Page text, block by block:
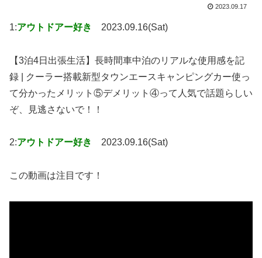
2023.09.17
1:アウトドアー好き 2023.09.16(Sat)
【3泊4日出張生活】長時間車中泊のリアルな使用感を記
録 | クーラー搭載新型タウンエースキャンピングカー使っ
て分かったメリット⑤デメリット④って人気で話題らしい
ぞ、見逃さないで！！
2:アウトドアー好き 2023.09.16(Sat)
この動画は注目です！